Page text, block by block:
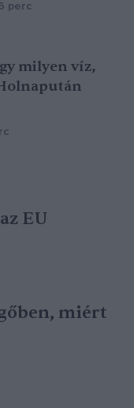
perc
milyen víz,
EU
miért